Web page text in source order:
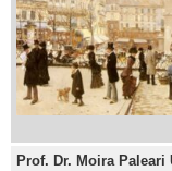
Prof. Dr. Moira